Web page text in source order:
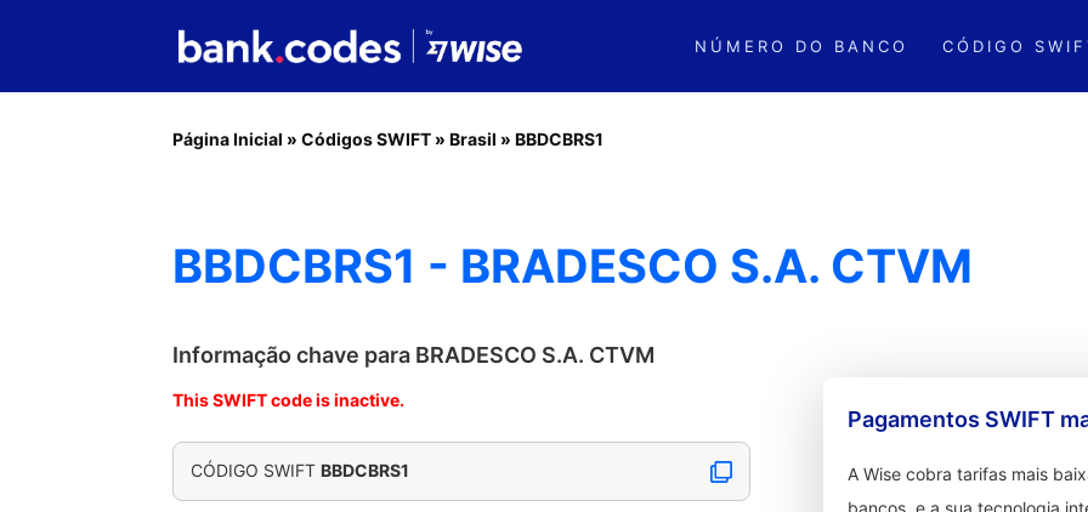
NÚMERO DO BANCO CÓDIGO
Página Inicial » Códigos SWIFT » Brasil » BBDCBRS1
BBDCBRS1 - BRADESCO S.A. CTVM
Informação chave para BRADESCO S.A. CTVM
This SWIFT code is inactive.
CÓDIGO SWIFT BBDCBRS1
Pagamentos SWIFT
A Wise cobra tarifas mais
bancos, e a sua tecnologia